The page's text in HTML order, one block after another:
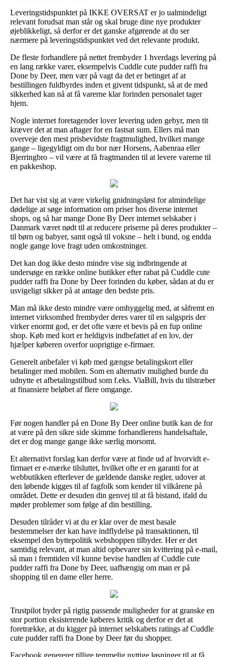
Leveringstidspunktet på IKKE OVERSAT er jo ualmindeligt
relevant forudsat man står og skal bruge dine nye produkter
øjeblikkeligt, så derfor er det ganske afgørende at du ser
nærmere på leveringstidspunktet ved det relevante produkt.
De fleste forhandlere på nettet frembyder 1 hverdags levering på
en lang række varer, eksempelvis Cuddle cute pudder raffi fra
Done by Deer, men vær på vagt da det er betinget af at
bestillingen fuldbyrdes inden et givent tidspunkt, så at de med
sikkerhed kan nå at få varerne klar forinden personalet tager
hjem.
Nogle internet foretagender lover levering uden gebyr, men tit
kræver det at man aftager for en fastsat sum. Ellers må man
overveje den mest prisbevidste fragtmulighed, hvilket mange
gange – ligegyldigt om du bor nær Horsens, Aabenraa eller
Bjerringbro – vil være at få fragtmanden til at levere varerne til
en pakkeshop.
Det har vist sig at være virkelig gnidningsløst for almindelige
dødelige at søge information om priser hos diverse internet
shops, og så har mange Done By Deer internet selskaber i
Danmark været nødt til at reducere priserne på deres produkter –
til børn og babyer, samt også til voksne – helt i bund, og endda
nogle gange love fragt uden omkostninger.
Det kan dog ikke desto mindre vise sig indbringende at
undersøge en række online butikker efter rabat på Cuddle cute
pudder raffi fra Done by Deer forinden du køber, sådan at du er
usvigeligt sikker på at antage den bedste pris.
Man må ikke desto mindre være omhyggelig med, at såfremt en
internet virksomhed frembyder deres varer til en salgspris der
virker enormt god, er det ofte være et bevis på en fup online
shop. Køb med kort er heldigvis indbefattet af en lov, der
hjælper køberen overfor uoprigtige e-firmaer.
Generelt anbefaler vi køb med gængse betalingskort eller
betalinger med mobilen. Som en alternativ mulighed burde du
udnytte et afbetalingstilbud som f.eks. ViaBill, hvis du tilstræber
at finansiere beløbet af flere omgange.
Før nogen handler på en Done By Deer online butik kan de for
at være på den sikre side skimme forhandlerens handelsaftale,
det er dog mange gange ikke særlig morsomt.
Et alternativt forslag kan derfor være at finde ud af hvorvidt e-
firmaet er e-mærke tilsluttet, hvilket ofte er en garanti for at
webbutikken efterlever de gældende danske regler, udover at
den løbende kigges til af fagfolk som kender til vilkårene på
området. Dette er desuden din genvej til at få bistand, ifald du
møder problemer som følge af din bestilling.
Desuden tilråder vi at du er klar over de mest basale
bestemmelser der kan have indflydelse på transaktionen, til
eksempel den byttepolitik webshoppen tilbyder. Her er det
samtidig relevant, at man altid opbevarer sin kvittering på e-mail,
så man i fremtiden vil kunne bevise handlen af Cuddle cute
pudder raffi fra Done by Deer, uafhængig om man er på
shopping til en dame eller herre.
Trustpilot byder på rigtig passende muligheder for at granske en
stor portion eksisterende køberes kritik og derfor er det at
foretrække, at du kigger på internet selskabets ratings af Cuddle
cute pudder raffi fra Done by Deer før du shopper.
Facebook genererer tillige temmelig nyttige løsninger til at få